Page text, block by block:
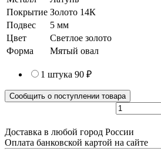
Покрытие Золото 14К
Подвес
5 мм
Цвет
Светлое золото
Форма
Мятый овал
1 штука 90 ₽
Сообщить о поступлении товара
Доставка в любой город России
Оплата банковской картой на сайте